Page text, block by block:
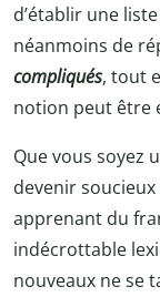
d’établir une
néanmoins de
compliqués, tout
notion peut être
Que vous soyez
devenir
apprenant du
indécrottable
nouveaux ne se